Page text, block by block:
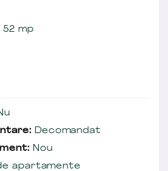
52 mp
Decomandat
Nou
apartamente